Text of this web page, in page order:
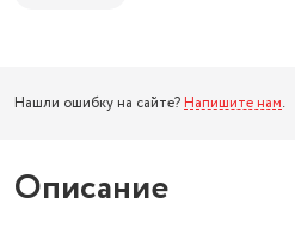
Нашли ошибку на сайте? Напишите нам.
Описание